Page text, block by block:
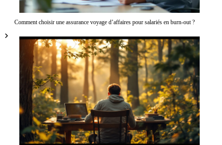
Comment choisir une assurance voyage d’affaires pour salariés en burn-out ?